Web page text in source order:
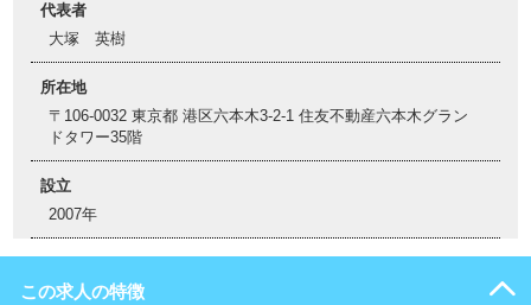
代表者
大塚 英樹
所在地
〒106-0032 東京都 港区六本木3-2-1 住友不動産六本木グラン
ドタワー35階
設立
2007年
この求人の特徴